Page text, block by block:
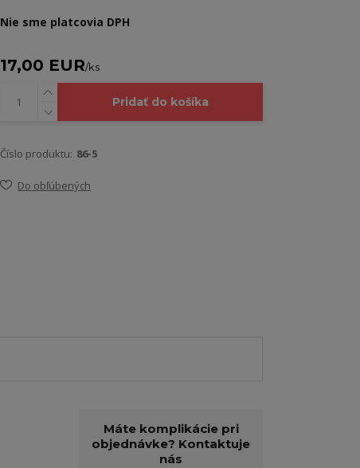
Nie sme platcovia DPH
17,00 EUR/ks
Pridať do košíka
Číslo produktu: 86-5
Do obľúbených
Máte komplikácie pri
objednávke? Kontaktuje
nás